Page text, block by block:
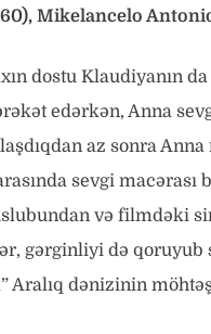
Mikelancelo
dostu Klaudiyanın
edərkən, Anna
az sonra
sevgi
və filmdəki
gərginliyi də
Aralıq dənizinin